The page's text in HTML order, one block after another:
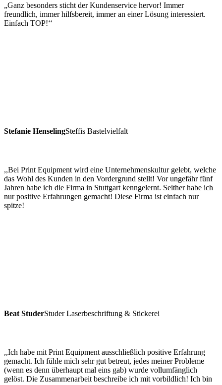
„Ganz besonders sticht der Kundenservice hervor! Immer
freundlich, immer hilfsbereit, immer an einer Lösung interessiert.
Einfach TOP!‘‘
Stefanie HenselingSteffis Bastelvielfalt
,,Bei Print Equipment wird eine Unternehmenskultur gelebt, welche
das Wohl des Kunden in den Vordergrund stellt! Vor ungefähr fünf
Jahren habe ich die Firma in Stuttgart kenngelernt. Seither habe ich
nur positive Erfahrungen gemacht! Diese Firma ist einfach nur
spitze!
Beat StuderStuder Laserbeschriftung & Stickerei
,,Ich habe mit Print Equipment ausschließlich positive Erfahrung
gemacht. Ich fühle mich sehr gut betreut, jedes meiner Probleme
(wenn es denn überhaupt mal eins gab) wurde vollumfänglich
gelöst. Die Zusammenarbeit beschreibe ich mit vorbildlich! Ich bin